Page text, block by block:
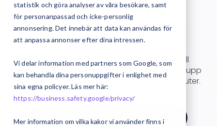
statistik och göra analyser av våra besökare, samt
för personanpassad och icke-personlig
annonsering. Det innebär att data kan användas för
att anpassa annonser efter dina intressen.
Vi delar information med partners som Google, som
kan behandla dina personuppgifter i enlighet med
sina egna policyer. Läs mer här:
https://business.safety.google/privacy/
Mer information om vilka kakor vi använder finns i
Molnbaserad
koncernredovisning
Konsolidator förenar enkelhet med kraftfull
automation för koncernkonsolidering. Ladda upp
data och få revisionssäkra rapporter på minuter.
Prata med en expert